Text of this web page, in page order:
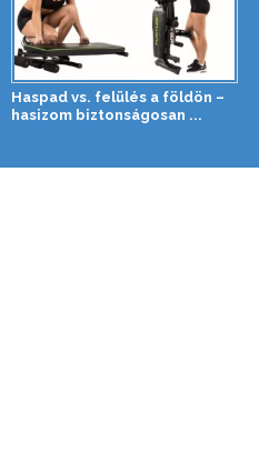
Haspad vs. felülés a földön –
hasizom biztonságosan ...